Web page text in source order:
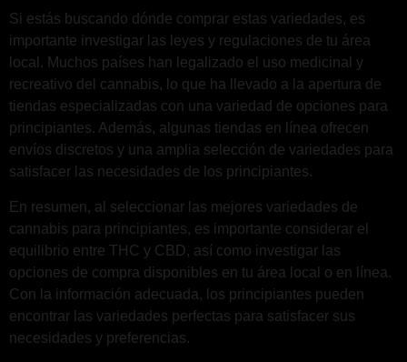
Si estás buscando dónde comprar estas variedades, es
importante investigar las leyes y regulaciones de tu área
local. Muchos países han legalizado el uso medicinal y
recreativo del cannabis, lo que ha llevado a la apertura de
tiendas especializadas con una variedad de opciones para
principiantes. Además, algunas tiendas en línea ofrecen
envíos discretos y una amplia selección de variedades para
satisfacer las necesidades de los principiantes.
En resumen, al seleccionar las mejores variedades de
cannabis para principiantes, es importante considerar el
equilibrio entre THC y CBD, así como investigar las
opciones de compra disponibles en tu área local o en línea.
Con la información adecuada, los principiantes pueden
encontrar las variedades perfectas para satisfacer sus
necesidades y preferencias.